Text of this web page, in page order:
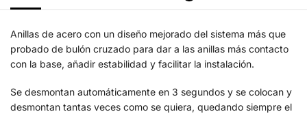
Anillas de acero con un diseño mejorado del sistema más que
probado de bulón cruzado para dar a las anillas más contacto
con la base, añadir estabilidad y facilitar la instalación.
Se desmontan automáticamente en 3 segundos y se colocan y
desmontan tantas veces como se quiera, quedando siempre el